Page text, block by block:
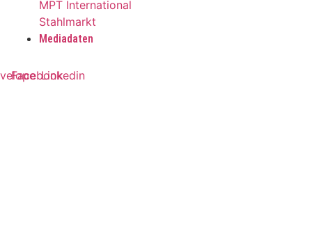
MPT International
Stahlmarkt
Mediadaten
FacebookLinkedin